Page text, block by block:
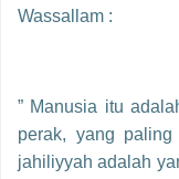
Wassallam :
” Manusia itu
perak, yang
jahiliyyah adalah